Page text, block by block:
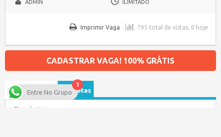
ADMIN ILIMITADO
795 total de vistas, 0 hoje
Imprimir Vaga
CADASTRAR VAGA! 100% GRÁTIS
Procurar por… Etiquetas
Tipo de Vaga
1
Entre No Grupo